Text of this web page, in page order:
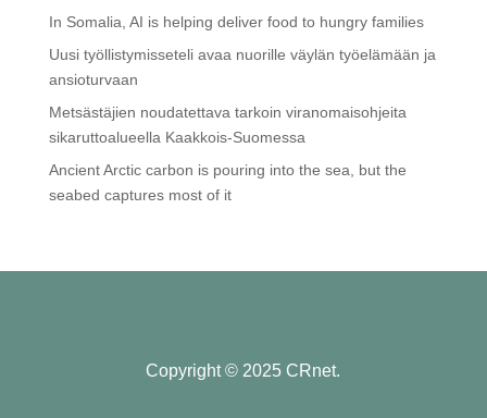
In Somalia, AI is helping deliver food to hungry families
Uusi työllistymisseteli avaa nuorille väylän työelämään ja
ansioturvaan
Metsästäjien noudatettava tarkoin viranomaisohjeita
sikaruttoalueella Kaakkois-Suomessa
Ancient Arctic carbon is pouring into the sea, but the
seabed captures most of it
Copyright © 2025 CRnet.